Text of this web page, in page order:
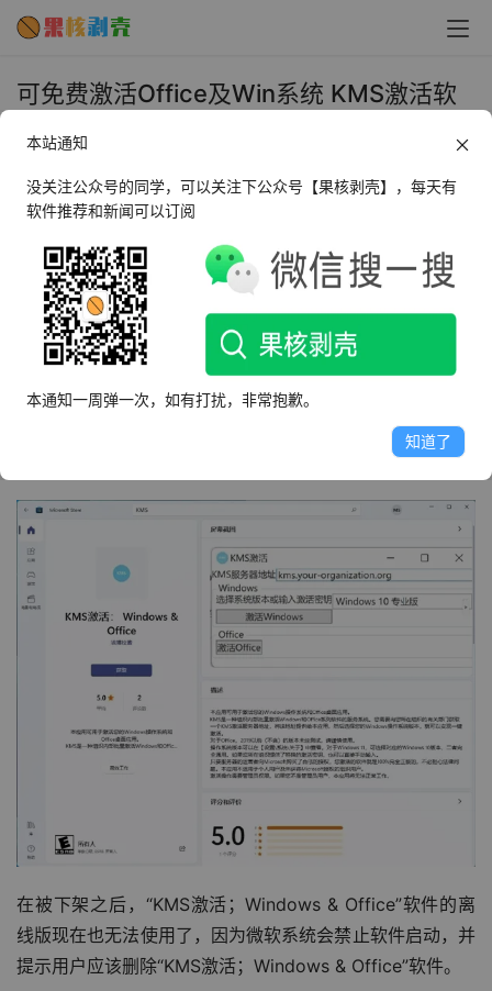
可免费激活Office及Win系统 KMS激活软
2022年4月6日 上午10:26 圈内新闻
前不久微软商店突然上架了一个特殊的软件，名为“KMS激
活；Windows & Office”，这是一款可以免费激活Win系统
及Office软件的工具，当时网友还调侃微软的审核人员心真
大，不过现在被下架了。
现在微软商店上已经找不到“KMS激活；Windows &
Office”了，软件已经下架，只是不能确定是开发者自己下
在被下架之后，“KMS激活；Windows & Office”软件的离
线版现在也无法使用了，因为微软系统会禁止软件启动，并
提示用户应该删除“KMS激活；Windows & Office”软件。
本站通知
没关注公众号的同学，可以关注下公众号【果核剥壳】，每天有
软件推荐和新闻可以订阅
本通知一周弹一次，如有打扰，非常抱歉。
知道了